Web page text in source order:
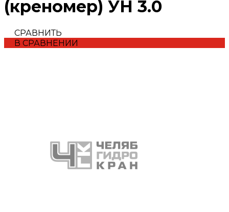
(креномер) УН 3.0
СРАВНИТЬ
В СРАВНЕНИИ